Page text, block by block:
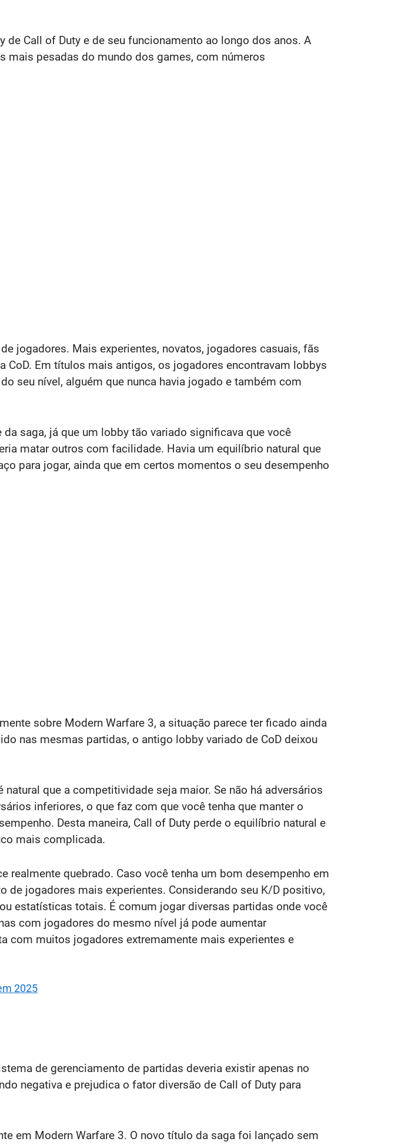
Call of Duty e de seu funcionamento ao longo dos anos. A
mais pesadas do mundo dos games, com números
jogadores. Mais experientes, novatos, jogadores casuais, fãs
Em títulos mais antigos, os jogadores encontravam lobbys
seu nível, alguém que nunca havia jogado e também com
saga, já que um lobby tão variado significava que você
matar outros com facilidade. Havia um equilíbrio natural que
para jogar, ainda que em certos momentos o seu desempenho
sobre Modern Warfare 3, a situação parece ter ficado ainda
nas mesmas partidas, o antigo lobby variado de CoD deixou
que a competitividade seja maior. Se não há adversários
inferiores, o que faz com que você tenha que manter o
Desta maneira, Call of Duty perde o equilíbrio natural e
mais complicada.
quebrado. Caso você tenha um bom desempenho em
jogadores mais experientes. Considerando seu K/D positivo,
estatísticas totais. É comum jogar diversas partidas onde você
com jogadores do mesmo nível já pode aumentar
com muitos jogadores extremamente mais experientes e
2025
de gerenciamento de partidas deveria existir apenas no
negativa e prejudica o fator diversão de Call of Duty para
em Modern Warfare 3. O novo título da saga foi lançado sem